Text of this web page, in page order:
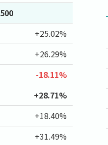
+25.02%
+26.29%
-18.11%
+28.71%
+18.40%
+31.49%